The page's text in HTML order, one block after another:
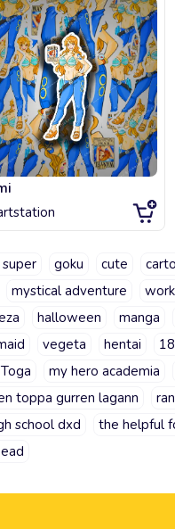
goku cute
mystical adventure
halloween manga
vegeta hentai
my hero academia
toppa gurren lagann
school dxd the helpful